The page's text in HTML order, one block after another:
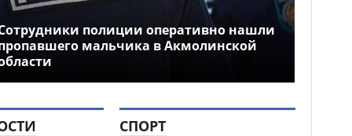
полиции оперативно нашли
мальчика в Акмолинской
СПОРТ